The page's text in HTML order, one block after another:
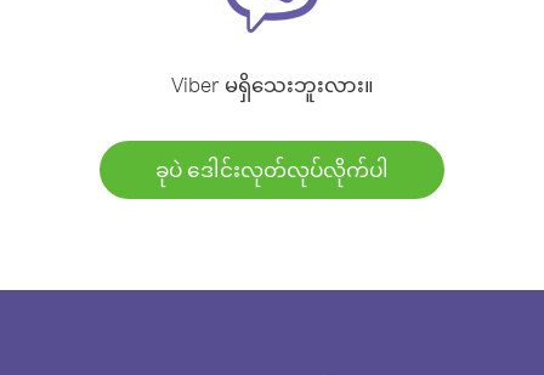
Viber မရှိသေးဘူးလား။
ခုပဲ ဒေါင်းလုတ်လုပ်လိုက်ပါ